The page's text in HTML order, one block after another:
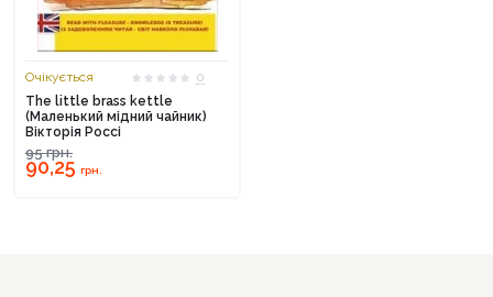
Очікується
0
The little brass kettle
(Маленький мідний чайник)
Вікторія Россі
95грн.
90,25 грн.